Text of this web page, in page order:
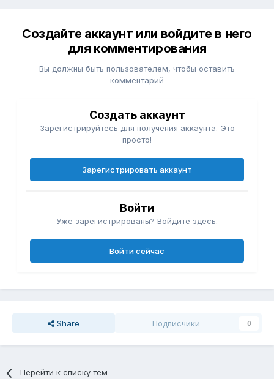
Создайте аккаунт или войдите в него
для комментирования
Вы должны быть пользователем, чтобы оставить
комментарий
Создать аккаунт
Зарегистрируйтесь для получения аккаунта. Это
просто!
Зарегистрировать аккаунт
Войти
Уже зарегистрированы? Войдите здесь.
Войти сейчас
Share Подписчики 0
Перейти к списку тем